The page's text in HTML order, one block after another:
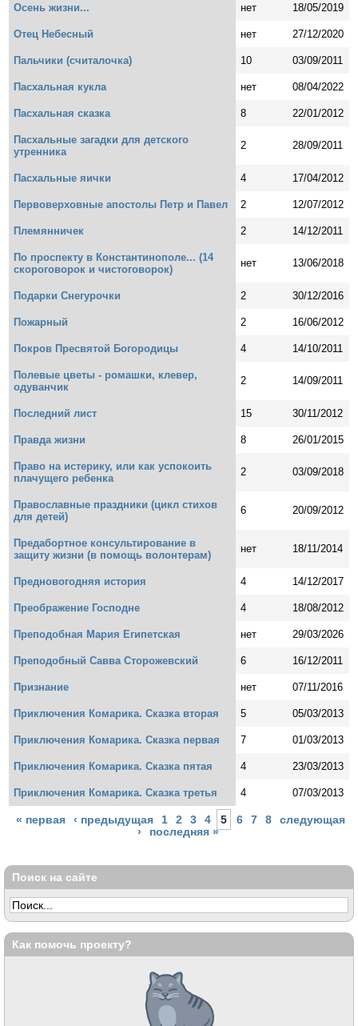
Осень жизни... нет 18/05/2019
Отец Небесный нет 27/12/2020
Пальчики (считалочка) 10 03/09/2011
Пасхальная кукла нет 08/04/2022
Пасхальная сказка 8 22/01/2012
Пасхальные загадки для детского
утренника
2 28/09/2011
Пасхальные яички 4 17/04/2012
Первоверховные апостолы Петр и Павел 2 12/07/2012
Племянничек 2 14/12/2011
По проспекту в Константинополе... (14
скороговорок и чистоговорок)
нет 13/06/2018
Подарки Снегурочки 2 30/12/2016
Пожарный 2 16/06/2012
Покров Пресвятой Богородицы 4 14/10/2011
Полевые цветы - ромашки, клевер,
одуванчик
2 14/09/2011
Последний лист 15 30/11/2012
Правда жизни 8 26/01/2015
Право на истерику, или как успокоить
плачущего ребенка
2 03/09/2018
Православные праздники (цикл стихов
для детей)
6 20/09/2012
Предабортное консультирование в
защиту жизни (в помощь волонтерам)
нет 18/11/2014
Предновогодняя история 4 14/12/2017
Преображение Господне 4 18/08/2012
Преподобная Мария Египетская нет 29/03/2026
Преподобный Савва Сторожевский 6 16/12/2011
Признание нет 07/11/2016
Приключения Комарика. Сказка вторая 5 05/03/2013
Приключения Комарика. Сказка первая 7 01/03/2013
Приключения Комарика. Сказка пятая 4 23/03/2013
Приключения Комарика. Сказка третья 4 07/03/2013
Страницы
« первая ‹ предыдущая 1 2 3 4 5 6 7 8
следующая
›
последняя »
Поиск на сайте
Как помочь проекту?